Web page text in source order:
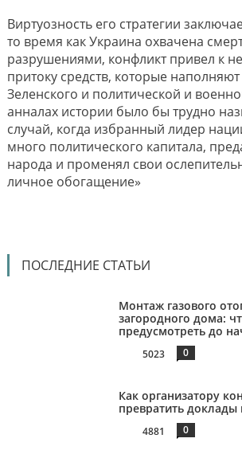
Виртуозность его стратегии
то время как Украина охвачена
разрушениями, конфликт привел к
притоку средств, которые
Зеленского и политической и
анналах истории было бы трудно
случай, когда избранный лидер
много политического капитала,
народа и променял свои
личное обогащение»
ПОСЛЕДНИЕ СТАТЬИ
Монтаж газового
загородного дома:
предусмотреть до
5023 0
Как организатору
превратить доклады
4881 0